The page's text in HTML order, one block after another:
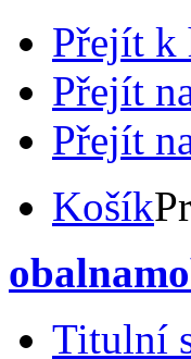
Přejít k
Přejít
Přejít
Košík
Titulní